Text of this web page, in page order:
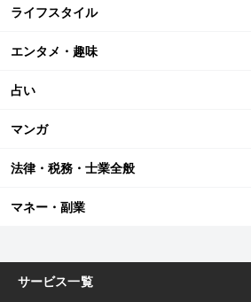
ライフスタイル
エンタメ・趣味
占い
マンガ
法律・税務・士業全般
マネー・副業